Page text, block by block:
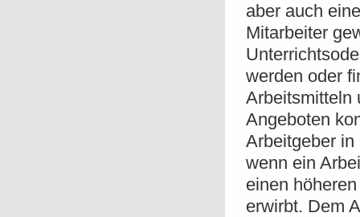
aber auch
Mitarbeiter
werden oder
Arbeitsmitteln
Angeboten
Arbeitgeber
wenn ein
einen
erwirbt. Dem